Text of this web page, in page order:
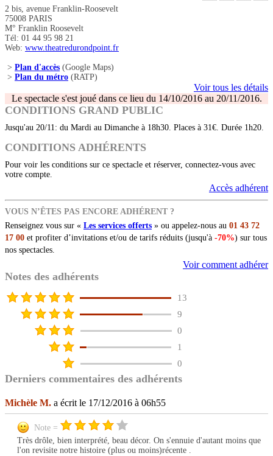
2 bis, avenue Franklin-Roosevelt
75008 PARIS
M° Franklin Roosevelt
Tél: 01 44 95 98 21
Web: www.theatredurondpoint.fr
> Plan d'accès (Google Maps)
> Plan du métro (RATP)
Voir tous les détails
Le spectacle s'est joué dans ce lieu du 14/10/2016 au 20/11/2016.
CONDITIONS GRAND PUBLIC
Jusqu'au 20/11: du Mardi au Dimanche à 18h30. Places à 31€. Durée 1h20.
CONDITIONS ADHÉRENTS
Pour voir les conditions sur ce spectacle et réserver, connectez-vous avec
votre compte.
Accès adhérent
VOUS N’ÊTES PAS ENCORE ADHÉRENT ?
Renseignez vous sur « Les services offerts » ou appelez-nous au 01 43 72
17 00 et profiter d’invitations et/ou de tarifs réduits (jusqu'à -70%) sur tous
nos spectacles.
Voir comment adhérer
Notes des adhérents
13
9
0
1
0
Derniers commentaires des adhérents
Michèle M. a écrit le 17/12/2016 à 06h55
Note =
Très drôle, bien interprété, beau décor. On s'ennuie d'autant moins que
l'on revisite notre histoire (plus ou moins)récente .